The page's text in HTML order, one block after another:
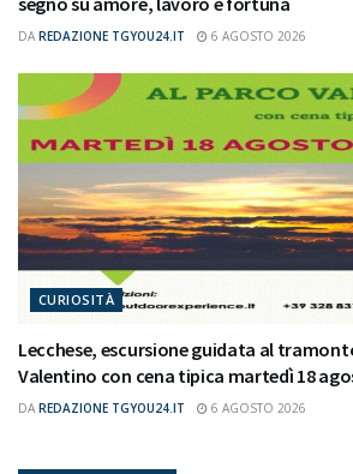
DA REDAZIONE TGYOU24.IT 6 AGOSTO 2026
CURIOSITÀ
Lecchese, escursione guidata al
Valentino con cena tipica martedì 18
DA REDAZIONE TGYOU24.IT 6 AGOSTO 2026